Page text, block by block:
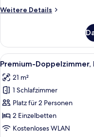
Weitere Details
Weitere
Apartment
Alle
Fotos
für
Premium-
Doppelzimmer,
Nichtraucher
(East
5
Premium-
21 m²
1 Schlafzimmer
Platz für 2 Personen
2 Einzelbetten
Kostenloses WLAN